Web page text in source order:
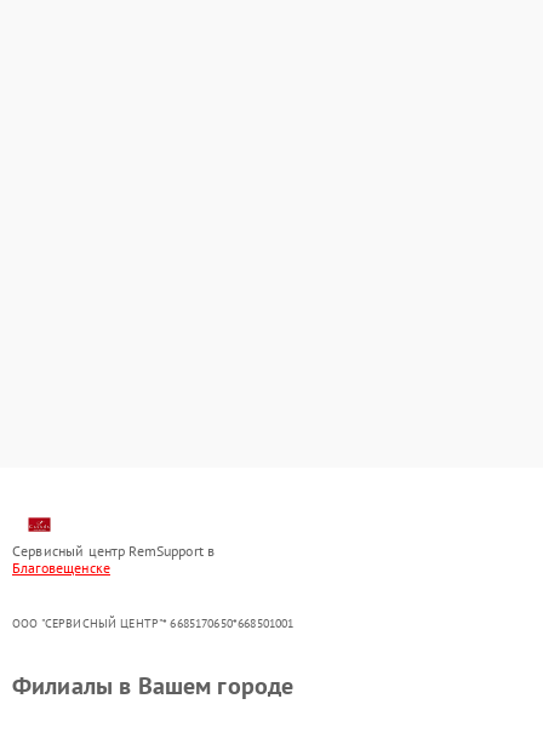
Сервисный центр RemSupport в
Благовещенске
ООО "СЕРВИСНЫЙ ЦЕНТР"* 6685170650*668501001
Филиалы в Вашем городе